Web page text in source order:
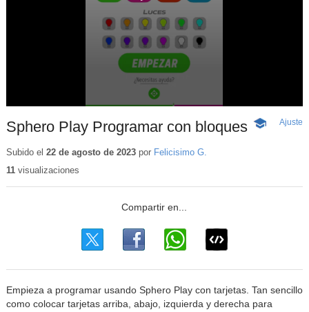
Sphero Play Programar con bloques -
Ajuste
Subido el 22 de agosto de 2023por Felicisimo G.
11visualizaciones
Empieza a programar usando Sphero Play con tarjetas. Tan sencillo
como colocar tarjetas arriba, abajo, izquierda y derecha para